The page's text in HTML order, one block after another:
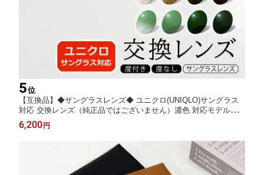
5位
【互換品】◆サングラスレンズ◆ ユニクロ(UNIQLO)サングラス
対応 交換レンズ（純正品ではございません）濃色 対応モデル限
定 着せ替え 度付き 度入り 日本製レンズ 紫外線 UVカット メンズ
レディース 当店オリジナル CP-B
6,200円